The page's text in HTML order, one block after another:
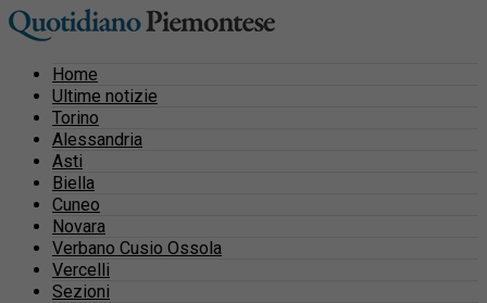
Home
Ultime notizie
Torino
Alessandria
Asti
Biella
Cuneo
Novara
Verbano Cusio Ossola
Vercelli
Sezioni